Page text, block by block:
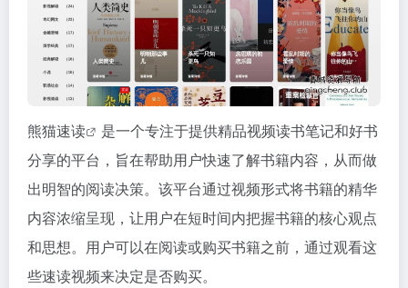
熊猫速读
是一个专注于提供精品视频读书笔记和好书
分享的平台，旨在帮助用户快速了解书籍内容，从而做
出明智的阅读决策。该平台通过视频形式将书籍的精华
内容浓缩呈现，让用户在短时间内把握书籍的核心观点
和思想。用户可以在阅读或购买书籍之前，通过观看这
些速读视频来决定是否购买。